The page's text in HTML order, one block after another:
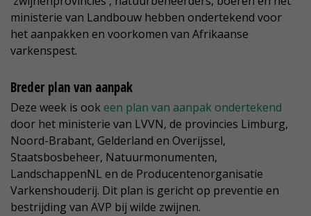
ministerie van Landbouw hebben ondertekend voor
het aanpakken en voorkomen van Afrikaanse
varkenspest.
Breder plan van aanpak
Deze week is ookeen plan van aanpak ondertekend
door het ministerie van LVVN, de provincies Limburg,
Noord-Brabant, Gelderland en Overijssel,
Staatsbosbeheer, Natuurmonumenten,
LandschappenNL en de Producentenorganisatie
Varkenshouderij. Dit plan is gericht op preventie en
bestrijding van AVP bij wilde zwijnen.